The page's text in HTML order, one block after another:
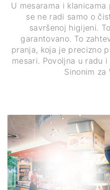
U mesarama i
se ne radi samo o
savršenoj higijeni.
garantovano. To
pranja, koja je precizno
mesari. Povoljna u radu
Sinonim za